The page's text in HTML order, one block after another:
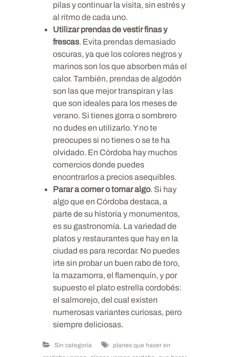
pilas y continuar la visita, sin estrés y
al ritmo de cada uno.
Utilizar prendas de vestir finas y
frescas. Evita prendas demasiado
oscuras, ya que los colores negros y
marinos son los que absorben más el
calor. También, prendas de algodón
son las que mejor transpiran y las
que son ideales para los meses de
verano. Si tienes gorra o sombrero
no dudes en utilizarlo. Y no te
preocupes si no tienes o se te ha
olvidado. En Córdoba hay muchos
comercios donde puedes
encontrarlos a precios asequibles.
Parar a comer o tomar algo. Si hay
algo que en Córdoba destaca, a
parte de su historia y monumentos,
es su gastronomía. La variedad de
platos y restaurantes que hay en la
ciudad es para recordar. No puedes
irte sin probar un buen rabo de toro,
la mazamorra, el flamenquín, y por
supuesto el plato estrella cordobés:
el salmorejo, del cual existen
numerosas variantes curiosas, pero
siempre deliciosas.
Sin categoría
planes que hacer en